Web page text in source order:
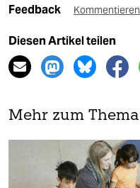
Feedback Kommentieren
Diesen Artikel teilen
Mehr zum Thema